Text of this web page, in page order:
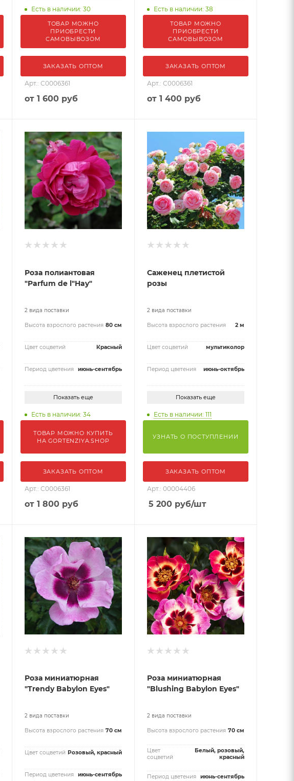
Есть в наличии: 30
ТОВАР МОЖНО
ПРИОБРЕСТИ
САМОВЫВОЗОМ
ЗАКАЗАТЬ ОПТОМ
Арт.: С0006361
от 1 600 руб
Есть в наличии: 38
ТОВАР МОЖНО
ПРИОБРЕСТИ
САМОВЫВОЗОМ
ЗАКАЗАТЬ ОПТОМ
Арт.: С0006361
от 1 400 руб
Роза полиантовая
"Parfum de l"Hay"
2 вида поставки
Высота взрослого растения 80 см
Цвет соцветий Красный
Период цветения июнь-сентябрь
Показать еще
Есть в наличии: 34
ТОВАР МОЖНО КУПИТЬ
НА GORTENZIYA.SHOP
ЗАКАЗАТЬ ОПТОМ
Арт.: С0006361
от 1 800 руб
Саженец плетистой
розы
2 вида поставки
Высота взрослого растения 2 м
Цвет соцветий мультиколор
Период цветения июнь-октябрь
Показать еще
Есть в наличии: 111
УЗНАТЬ О ПОСТУПЛЕНИИ
ЗАКАЗАТЬ ОПТОМ
Арт.: 00004406
5 200руб/шт
Роза миниатюрная
"Trendy Babylon Eyes"
2 вида поставки
Высота взрослого растения 70 см
Цвет соцветий Розовый, красный
Период цветения июнь-сентябрь
Роза миниатюрная
"Blushing Babylon Eyes"
2 вида поставки
Высота взрослого растения 70 см
Цвет
соцветий
Белый, розовый,
красный
Период цветения июнь-сентябрь